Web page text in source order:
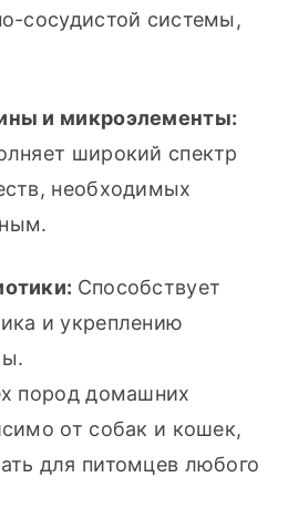
сосудистой системы,
широкий спектр
необходимых
Способствует
и укреплению
пород домашних
от собак и кошек,
для питомцев любого